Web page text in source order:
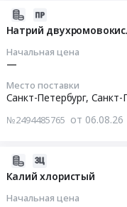
Натрий
Начальная цена
—
Место поставки
Санкт-Петербург, Санкт-
№2494485765 от 06.08.26
Калий хлористый
Начальная цена